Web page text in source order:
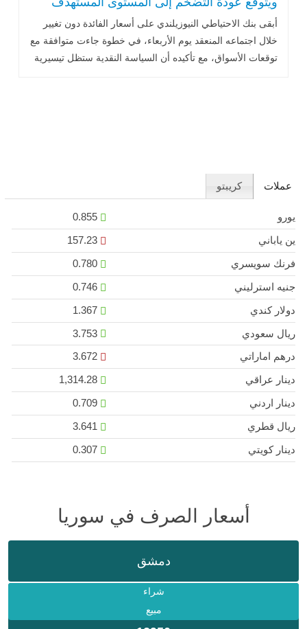
أبقى بنك الاحتياطي النيوزيلندي على أسعار الفائدة دون تغيير
خلال اجتماعه المنعقد يوم الأربعاء، في خطوة جاءت متوافقة مع
توقعات الأسواق، مع تأكيده أن السياسة النقدية ستظل تيسيرية
عملات كريبتو
يورو
0.855
ين ياباني
157.23
فرنك سويسري
0.780
جنيه استرليني
0.746
دولار كندي
1.367
ريال سعودي
3.753
درهم اماراتي
3.672
دينار عراقي
1,314.28
دينار اردني
0.709
ريال قطري
دينار كويتي
0.307
أسعار الصرف في سوريا
دمشق
شراء
مبيع